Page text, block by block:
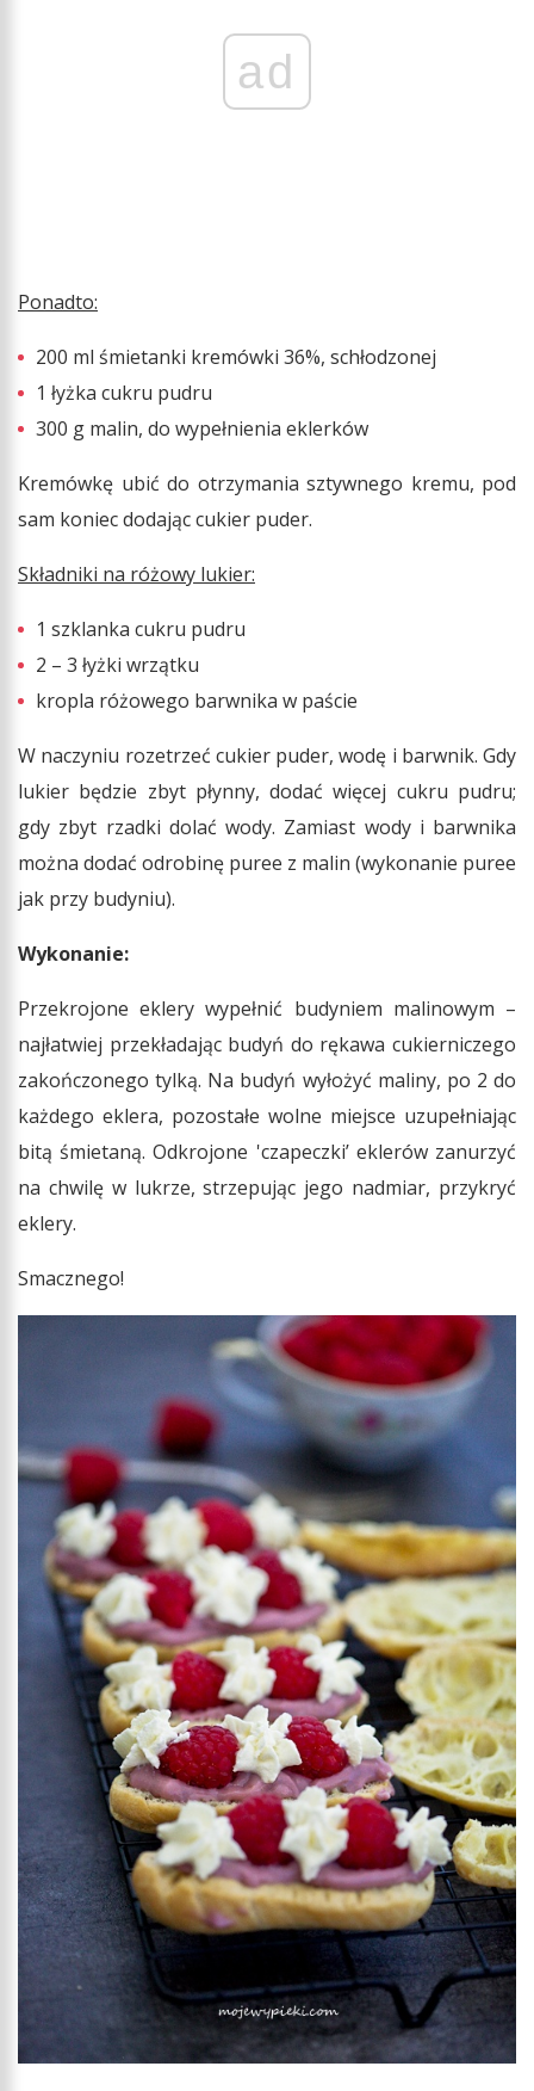
ad
Ponadto:
200 ml śmietanki kremówki 36%, schłodzonej
1 łyżka cukru pudru
300 g malin, do wypełnienia eklerków
Kremówkę ubić do otrzymania sztywnego kremu, pod
sam koniec dodając cukier puder.
Składniki na różowy lukier:
1 szklanka cukru pudru
2 – 3 łyżki wrzątku
kropla różowego barwnika w paście
W naczyniu rozetrzeć cukier puder, wodę i barwnik. Gdy
lukier będzie zbyt płynny, dodać więcej cukru pudru;
gdy zbyt rzadki dolać wody. Zamiast wody i barwnika
można dodać odrobinę puree z malin (wykonanie puree
jak przy budyniu).
Wykonanie:
Przekrojone eklery wypełnić budyniem malinowym –
najłatwiej przekładając budyń do rękawa cukierniczego
zakończonego tylką. Na budyń wyłożyć maliny, po 2 do
każdego eklera, pozostałe wolne miejsce uzupełniając
bitą śmietaną. Odkrojone 'czapeczki’ eklerów zanurzyć
na chwilę w lukrze, strzepując jego nadmiar, przykryć
eklery.
Smacznego!